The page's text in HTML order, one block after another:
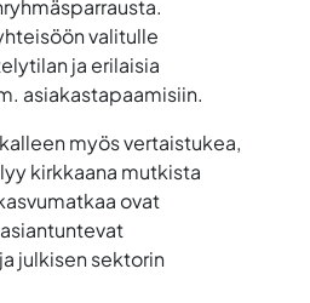
valitulle
ja erilaisia
asiakastapaamisiin.
myös vertaistukea,
kirkkaana mutkista
ovat
julkisen sektorin